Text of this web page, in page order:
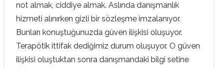
not almak, ciddiye almak. Aslında danışmanlık
hizmeti alınırken gizli bir sözleşme imzalanıyor.
Bunları konuştuğunuzda güven ilişkisi oluşuyor.
Terapötik ittifak dediğimiz durum oluşuyor. O güven
ilişkisi oluştuktan sonra danışmandaki bilgi setine